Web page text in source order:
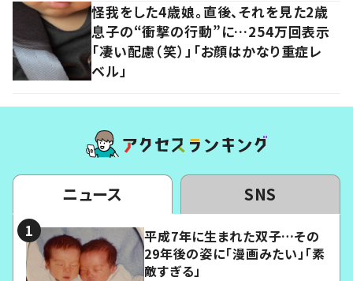
怪我をした4歳娘。直後、それを見た2歳
息子の“衝撃の行動”に…254万回表示
「凄い配慮（笑）」「お顔はかなり重症レ
ベル」
ニュース SNS
平成7年に生まれた双子…その
29年後の姿に「漫画みたい」「素
敵すぎる」